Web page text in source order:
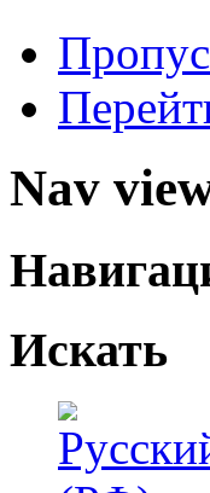
Nav
Искать